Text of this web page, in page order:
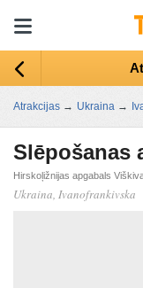
Atrakcijas → Ukraina →
Slēpošanas
Hirskoļižnijas apgabals
Ukraina, Ivanofrankivska